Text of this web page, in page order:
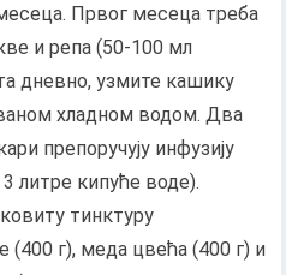
Првог месеца треба
и репа (50-100 мл
дневно, узмите кашику
хладном водом. Два
препоручују инфузију
литре кипуће воде).
тинктуру
(400 г), меда цвећа (400 г) и